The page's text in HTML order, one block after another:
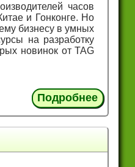
часов
и Гонконге. Но
бизнесу в умных
на разработку
новинок от TAG
Подробнее